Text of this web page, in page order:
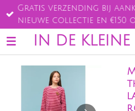
Ga
direct
naar
de
IN DE
Gratis verzending bij
nieuwe collectie en